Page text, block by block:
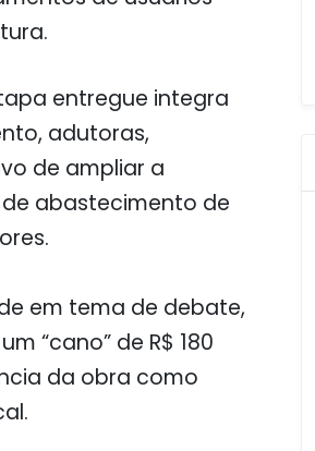
entregue integra
adutoras,
de ampliar a
abastecimento de
em tema de debate,
“cano” de R$ 180
da obra como